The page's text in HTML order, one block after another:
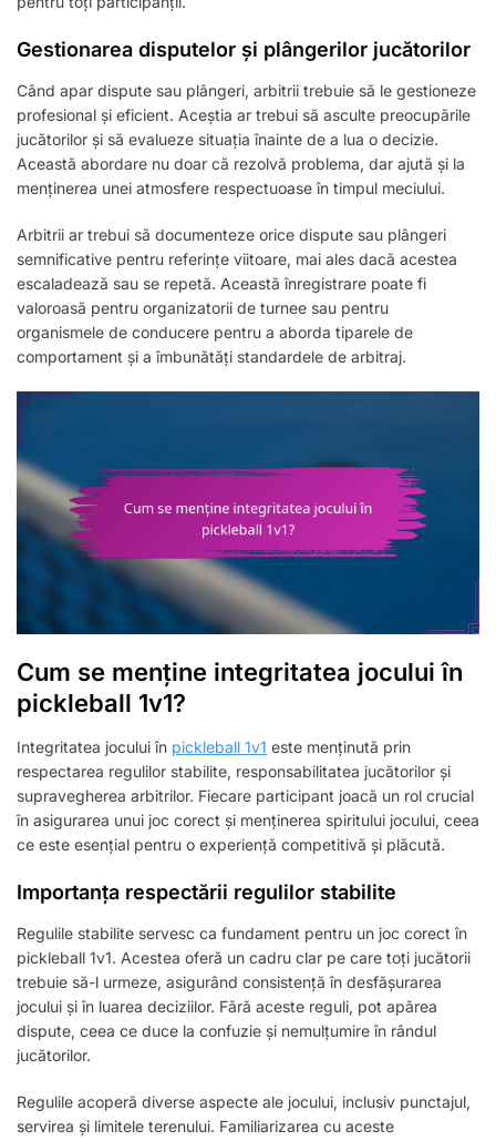
Gestionarea disputelor și plângerilor jucătorilor
Când apar dispute sau plângeri, arbitrii trebuie să le gestioneze
profesional și eficient. Aceștia ar trebui să asculte preocupările
jucătorilor și să evalueze situația înainte de a lua o decizie.
Această abordare nu doar că rezolvă problema, dar ajută și la
menținerea unei atmosfere respectuoase în timpul meciului.
Arbitrii ar trebui să documenteze orice dispute sau plângeri
semnificative pentru referințe viitoare, mai ales dacă acestea
escaladează sau se repetă. Această înregistrare poate fi
valoroasă pentru organizatorii de turnee sau pentru
organismele de conducere pentru a aborda tiparele de
comportament și a îmbunătăți standardele de arbitraj.
Cum se menține integritatea jocului în
pickleball 1v1?
Integritatea jocului în pickleball 1v1 este menținută prin
respectarea regulilor stabilite, responsabilitatea jucătorilor și
supravegherea arbitrilor. Fiecare participant joacă un rol crucial
în asigurarea unui joc corect și menținerea spiritului jocului, ceea
ce este esențial pentru o experiență competitivă și plăcută.
Importanța respectării regulilor stabilite
Regulile stabilite servesc ca fundament pentru un joc corect în
pickleball 1v1. Acestea oferă un cadru clar pe care toți jucătorii
trebuie să-l urmeze, asigurând consistență în desfășurarea
jocului și în luarea deciziilor. Fără aceste reguli, pot apărea
dispute, ceea ce duce la confuzie și nemulțumire în rândul
jucătorilor.
Regulile acoperă diverse aspecte ale jocului, inclusiv punctajul,
servirea și limitele terenului. Familiarizarea cu aceste